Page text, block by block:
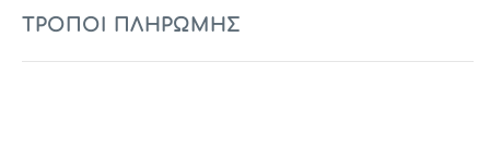
ΤΡΟΠΟΙ ΠΛΗΡΩΜΗΣ